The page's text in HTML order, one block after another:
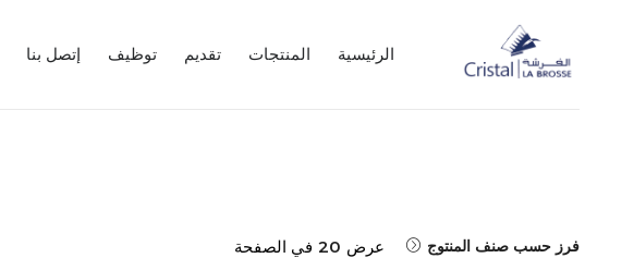
الرئيسية المنتجات تقديم توظيف إتصل بنا
فرز حسب صنف المنتوج عرض 20 في الصفحة